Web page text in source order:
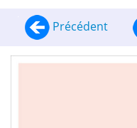
Précédent